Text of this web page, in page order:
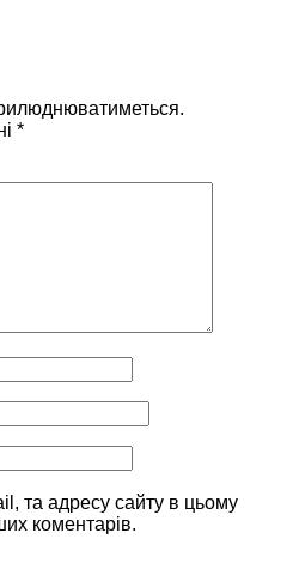
*
та адресу сайту в цьому
коментарів.